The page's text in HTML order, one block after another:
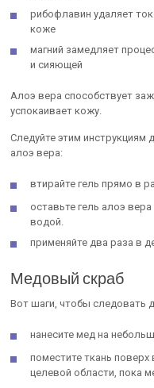
рибофлавин удаляет
коже
магний замедляет
и сияющей
Алоэ вера способствует
успокаивает кожу.
Следуйте этим
алоэ вера:
втирайте гель прямо в
оставьте гель алоэ
водой.
применяйте два раза в
Медовый скраб
Вот шаги, чтобы следовать
нанесите мед на
поместите ткань
целевой области, пока